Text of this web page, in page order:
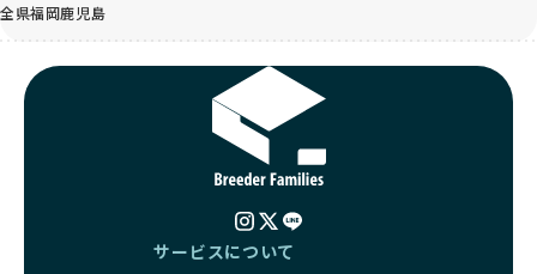
全県福岡鹿児島
サービスについて